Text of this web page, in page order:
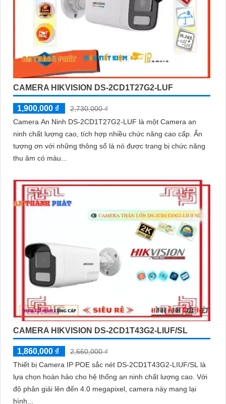
CAMERA HIKVISION DS-2CD1T27G2-LUF
1,900,000 ₫
2,730,000 ₫
Camera An Ninh DS-2CD1T27G2-LUF là một Camera an
ninh chất lượng cao, tích hợp nhiều chức năng cao cấp. Ấn
tượng ơn với những thông số là nó được trang bị chức năng
thu âm có màu...
CAMERA HIKVISION DS-2CD1T43G2-LIUF/SL
1,860,000 ₫
2,660,000 ₫
Thiết bị Camera IP POE sắc nét DS-2CD1T43G2-LIUF/SL là
lựa chọn hoàn hảo cho hệ thống an ninh chất lượng cao. Với
độ phân giải lên đến 4.0 megapixel, camera này mang lại
hình...